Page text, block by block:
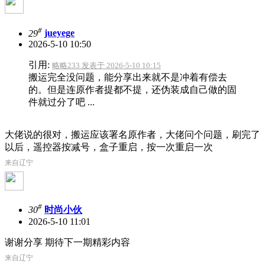
29# jueyege
2026-5-10 10:50
引用: 略略233 发表于 2026-5-10 10:15
搬运完全没问题，能分享出来就不是冲着有偿去
的。但是连原作者提都不提，还伪装成自己做的固
件就过分了吧 ...
大佬说的很对，搬运应该署名原作者，大佬问个问题，刷完了
以后，遥控器按减号，盒子重启，按一次重启一次
来自辽宁
30# 时尚小伙
2026-5-10 11:01
谢谢分享 期待下一期精彩内容
来自辽宁